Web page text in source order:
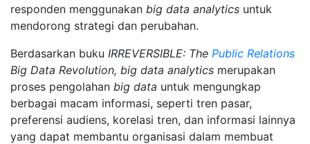
responden menggunakan big data analytics untuk
mendorong strategi dan perubahan.
Berdasarkan buku IRREVERSIBLE: The Public Relations
Big Data Revolution, big data analytics merupakan
proses pengolahan big data untuk mengungkap
berbagai macam informasi, seperti tren pasar,
preferensi audiens, korelasi tren, dan informasi lainnya
yang dapat membantu organisasi dalam membuat